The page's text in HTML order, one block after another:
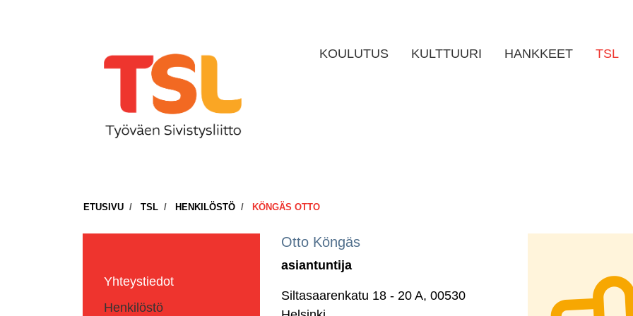
KOULUTUS KULTTUURI HANKKEET TSL
ETUSIVU TSL HENKILÖSTÖ KÖNGÄS OTTO
Yhteystiedot
Henkilöstö
Otto Köngäs
asiantuntija
Siltasaarenkatu 18 - 20 A, 00530